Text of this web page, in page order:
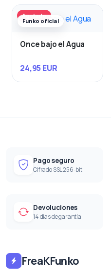
Agotado
Funko oficial
Once bajo el Agua
24,95 EUR
Pago seguro
Cifrado SSL 256-bit
Devoluciones
14 días de garantía
FreaKFunko